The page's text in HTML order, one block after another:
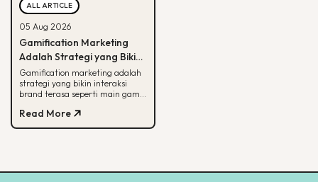
ALL ARTICLE
05 Aug 2026
Gamification Marketing
Adalah Strategi yang Bikin
Konsumen Betah, Ini Cara
Kerjanya
Gamification marketing adalah
strategi yang bikin interaksi
brand terasa seperti main game.
cara mulainya di sini.
Read More